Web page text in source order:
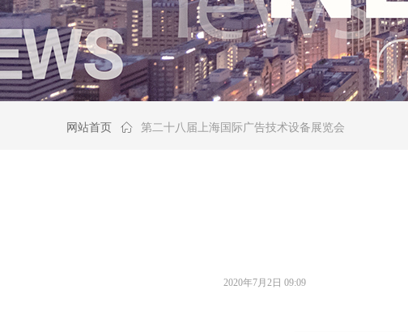
2020年7月2日 09:09
网站首页 ꀇ 第二十八届上海国际广告技术设备展览会